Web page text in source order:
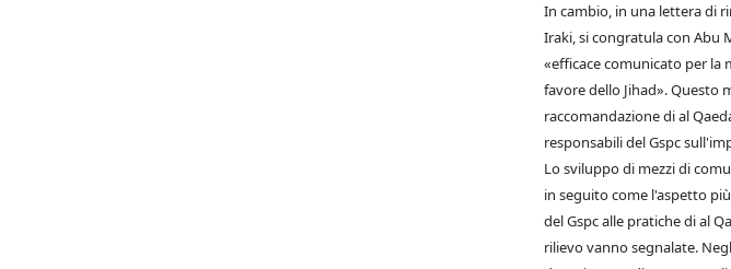
In cambio, in una lettera di
Iraki, si congratula con Abu
«efficace comunicato per la
favore dello Jihad». Questo
raccomandazione di al
responsabili del Gspc
Lo sviluppo di mezzi di
in seguito come l'aspetto
del Gspc alle pratiche di al
rilievo vanno segnalate.